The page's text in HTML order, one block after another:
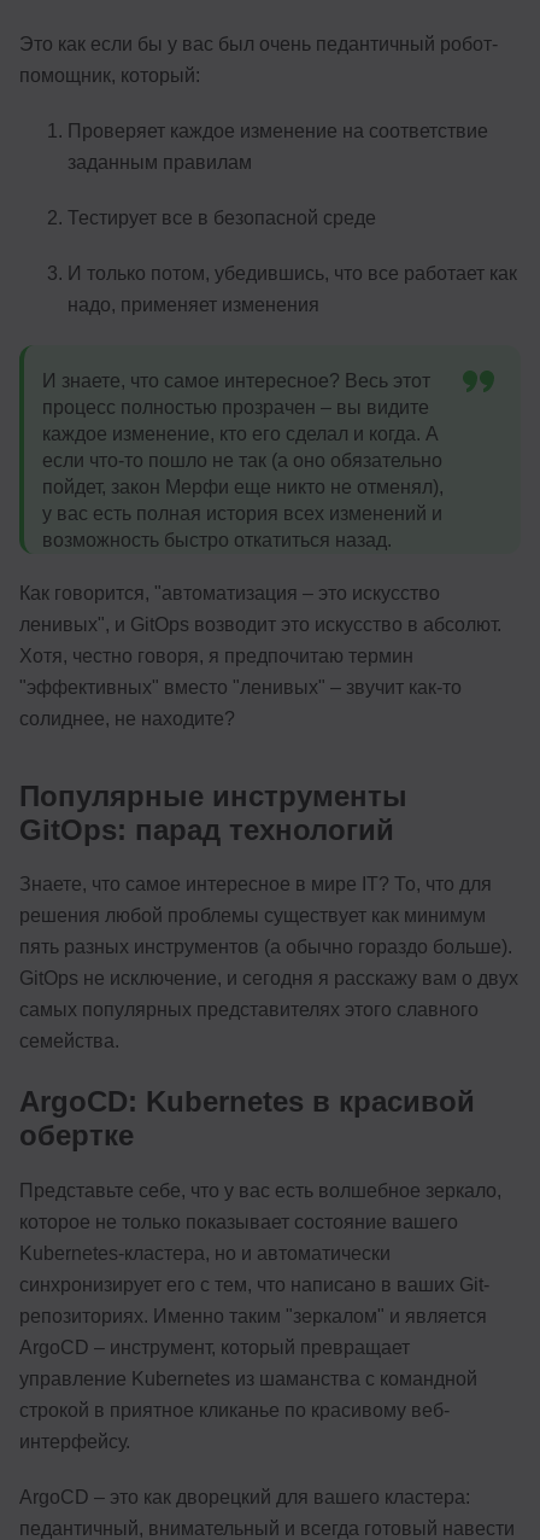
Это как если бы у вас был очень педантичный робот-
помощник, который:
Проверяет каждое изменение на соответствие
заданным правилам
Тестирует все в безопасной среде
И только потом, убедившись, что все работает как
надо, применяет изменения
И знаете, что самое интересное? Весь этот
процесс полностью прозрачен – вы видите
каждое изменение, кто его сделал и когда. А
если что-то пошло не так (а оно обязательно
пойдет, закон Мерфи еще никто не отменял),
у вас есть полная история всех изменений и
возможность быстро откатиться назад.
Как говорится, "автоматизация – это искусство
ленивых", и GitOps возводит это искусство в абсолют.
Хотя, честно говоря, я предпочитаю термин
"эффективных" вместо "ленивых" – звучит как-то
солиднее, не находите?
Популярные инструменты
GitOps: парад технологий
Знаете, что самое интересное в мире IT? То, что для
решения любой проблемы существует как минимум
пять разных инструментов (а обычно гораздо больше).
GitOps не исключение, и сегодня я расскажу вам о двух
самых популярных представителях этого славного
семейства.
ArgoCD: Kubernetes в красивой
обертке
Представьте себе, что у вас есть волшебное зеркало,
которое не только показывает состояние вашего
Kubernetes-кластера, но и автоматически
синхронизирует его с тем, что написано в ваших Git-
репозиториях. Именно таким "зеркалом" и является
ArgoCD – инструмент, который превращает
управление Kubernetes из шаманства с командной
строкой в приятное кликанье по красивому веб-
интерфейсу.
ArgoCD – это как дворецкий для вашего кластера:
педантичный, внимательный и всегда готовый навести